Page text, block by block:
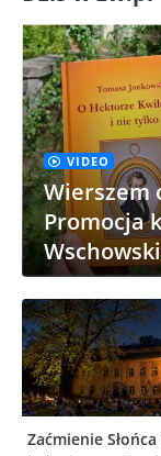
VIDEO
Wierszem
Promocja
Zaćmienie